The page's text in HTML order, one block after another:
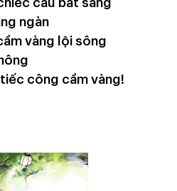
cầu bắt sang
ngàn
vàng lội sông
công cầm vàng!